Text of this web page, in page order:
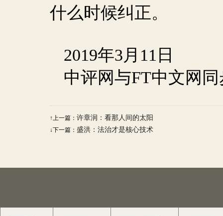
什么时候纠正。
2019年3月 11 日
中评网与FT中文网
↑上一篇： 许章润：看那人间的太阳
↓下一篇： 盛洪：法治才是核心技术